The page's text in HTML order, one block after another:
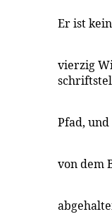
Er ist
vierzig
Pfad,
von dem